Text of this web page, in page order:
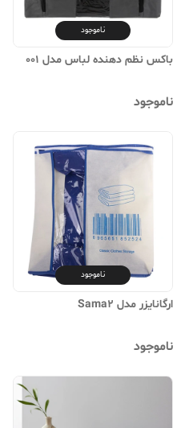
ناموجود
باکس نظم دهنده لباس مدل 001
ناموجود
ناموجود
ارگانایزر مدل Sama2
ناموجود